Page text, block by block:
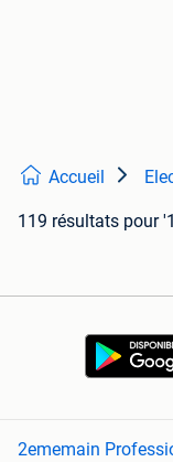
Accueil
119 résultats pour
2ememain